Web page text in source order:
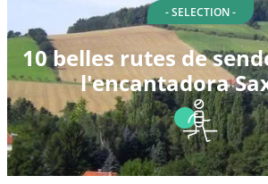
- SELECTION -
10 belles rutes de
l'encantadora